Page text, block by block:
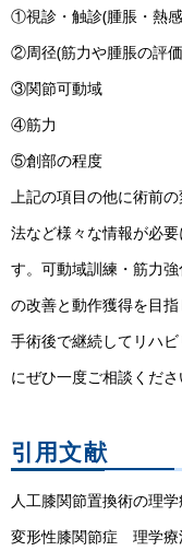
①視診・触診(腫脹・熱
②周径(筋力や腫脹の評
③関節可動域
④筋力
⑤創部の程度
上記の項目の他に術前
法など様々な情報が必
す。可動域訓練・筋力
の改善と動作獲得を目指
手術後で継続してリハ
にぜひ一度ご相談くださ
引用文献
人工膝関節置換術の理
変形性膝関節症 理学